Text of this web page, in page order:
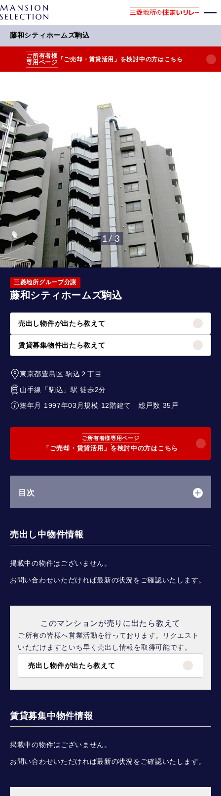
藤和シティホームズ駒込
ご所有者様
専用ページ 「ご売却・賃貸活用」を検討中の方はこちら
1 / 3
三菱地所グループ分譲
藤和シティホームズ駒込
売出し物件が出たら教えて
賃貸募集物件出たら教えて
東京都豊島区 駒込２丁目
山手線
「駒込 」駅 徒歩2分
築年月 1997年03月規模 12階建て 総戸数 35戸
ご所有者様専用ページ
「ご売却・賃貸活用」を検討中の方はこちら
目次
売出し中物件情報
掲載中の物件はございません。
お問い合わせいただければ最新の状況をご確認いたします。
このマンションが売りに出たら教えて
ご所有の皆様へ営業活動を行っております。リクエスト
いただけますといち早く売出し情報を取得可能です。
売出し物件が出たら教えて
賃貸募集中物件情報
掲載中の物件はございません。
お問い合わせいただければ最新の状況をご確認いたします。